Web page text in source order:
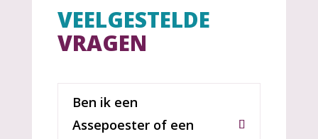
VEELGESTELDE
VRAGEN
Ben ik een
Assepoester of een